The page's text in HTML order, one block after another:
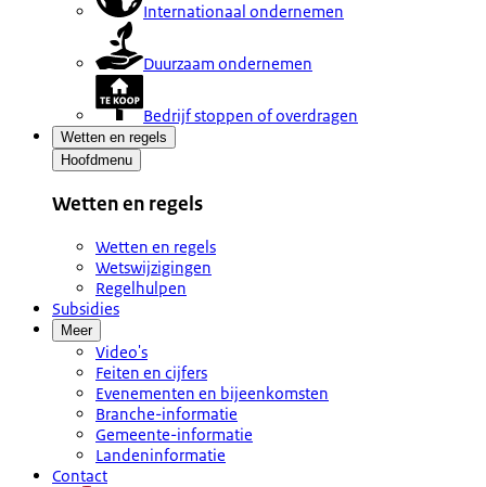
Internationaal ondernemen
Duurzaam ondernemen
Bedrijf stoppen of overdragen
Wetten en regels
Hoofdmenu
Wetten en regels
Wetten en regels
Wetswijzigingen
Regelhulpen
Subsidies
Meer
Video's
Feiten en cijfers
Evenementen en bijeenkomsten
Branche-informatie
Gemeente-informatie
Landeninformatie
Contact